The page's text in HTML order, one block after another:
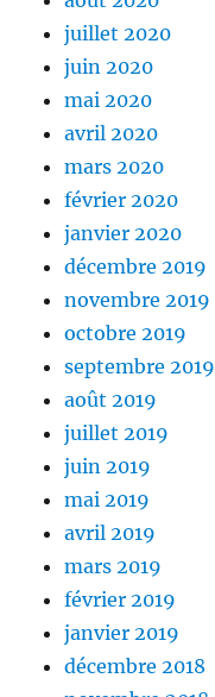
juillet 2020
juin 2020
mai 2020
avril 2020
mars 2020
février 2020
janvier 2020
décembre 2019
novembre 2019
octobre 2019
septembre 2019
août 2019
juillet 2019
juin 2019
mai 2019
avril 2019
mars 2019
février 2019
janvier 2019
décembre 2018